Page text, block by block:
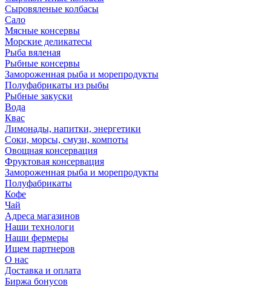
Сыровяленые колбасы
Сало
Мясные консервы
Морские деликатесы
Рыба вяленая
Рыбные консервы
Замороженная рыба и морепродукты
Полуфабрикаты из рыбы
Рыбные закуски
Вода
Квас
Лимонады, напитки, энергетики
Соки, морсы, смузи, компоты
Овощная консервация
Фруктовая консервация
Замороженная рыба и морепродукты
Полуфабрикаты
Кофе
Чай
Адреса магазинов
Наши технологи
Наши фермеры
Ищем партнеров
О нас
Доставка и оплата
Биржа бонусов